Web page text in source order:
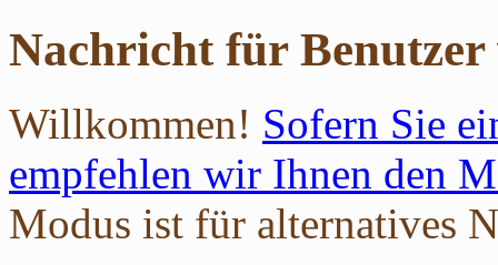
Nachricht für Benutzer
Willkommen! Sofern Sie
empfehlen wir Ihnen den
Modus ist für alternatives